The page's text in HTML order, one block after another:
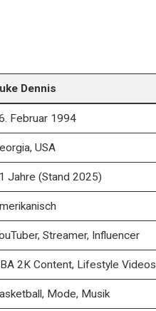
Dennis
Februar 1994
USA
Jahre (Stand 2025)
Streamer, Influencer
2K Content, Lifestyle Videos
Mode, Musik